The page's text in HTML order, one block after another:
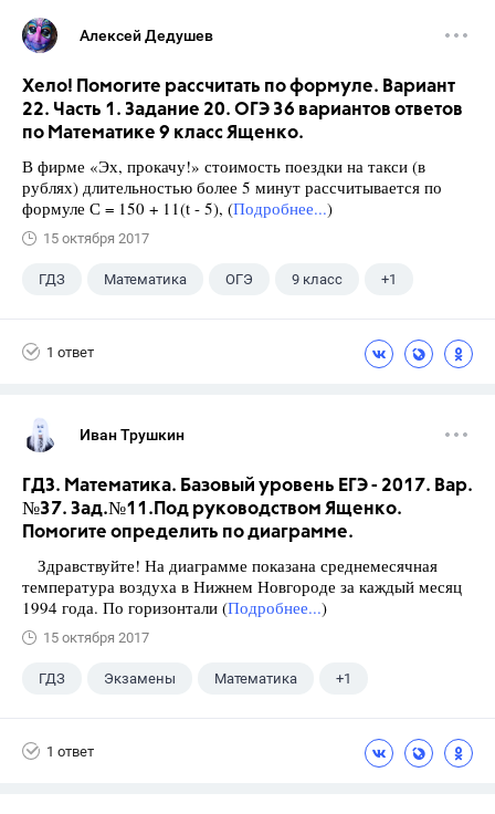
Алексей Дедушев
Хело! Помогите рассчитать по формуле. Вариант
22. Часть 1. Задание 20. ОГЭ 36 вариантов ответов
по Математике 9 класс Ященко.
В фирме «Эх, прокачу!» стоимость поездки на такси (в
рублях) длительностью более 5 минут рассчитывается по
формуле С = 150 + 11(t - 5), (Подробнее...)
15 октября 2017
ГДЗ Математика ОГЭ 9 класс +1
1 ответ
Иван Трушкин
ГДЗ. Математика. Базовый уровень ЕГЭ - 2017. Вар.
№37. Зад.№11.Под руководством Ященко.
Помогите определить по диаграмме.
Здравствуйте! На диаграмме показана среднемесячная
температура воздуха в Нижнем Новгороде за каждый месяц
1994 года. По горизонтали (Подробнее...)
15 октября 2017
ГДЗ Экзамены Математика +1
1 ответ